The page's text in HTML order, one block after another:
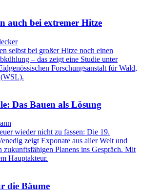
auch bei extremer Hitze
selbst bei großer Hitze noch einen
– das zeigt eine Studie unter
Forschungsanstalt für Wald,
(WSL).
Das Bauen als Lösung
wieder nicht zu fassen: Die 19.
zeigt Exponate aus aller Welt und
Planens ins Gespräch. Mit
Hauptakteur.
die Bäume